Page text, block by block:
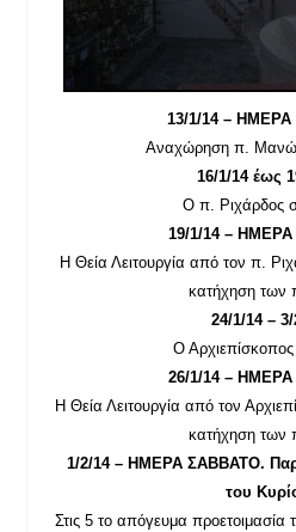
13/1/14 –
Αναχώρηση π.
16/1/14 έως
Ο π. Ριχάρδος
19/1/14 –
Η Θεία Λειτουργία από τον π.
κατήχηση των
24/1/14 –
Ο
26/1/14 –
Η Θεία Λειτουργία από τον
κατήχηση των
1/2/14 – ΗΜΕΡΑ ΣΑΒΒΑΤΟ.
του
Στις 5 το απόγευμα